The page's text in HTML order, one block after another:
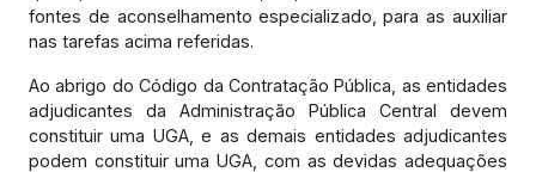
fontes de aconselhamento especializado, para as auxiliar
nas tarefas acima referidas.
Ao abrigo do Código da Contratação Pública, as entidades
adjudicantes da Administração Pública Central devem
constituir uma UGA, e as demais entidades adjudicantes
podem constituir uma UGA, com as devidas adequações